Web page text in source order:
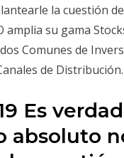
la cuestión
amplia su gama
Comunes de
de Distribución.
Es
absoluto